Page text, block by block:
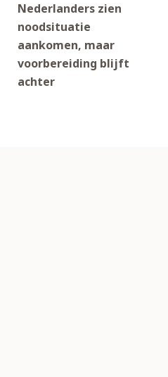
Nederlanders zien
noodsituatie
aankomen, maar
voorbereiding blijft
achter